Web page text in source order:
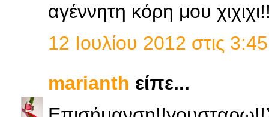
αγέννητη κόρη μου
12 Ιουλίου 2012 στις
marianth είπε...